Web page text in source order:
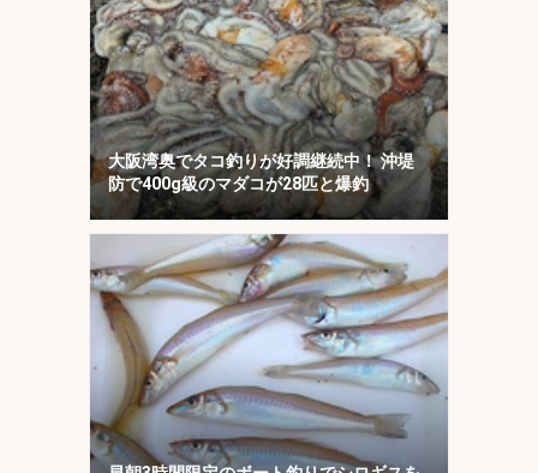
大阪湾奥でタコ釣りが好調継続中！ 沖堤
防で400g級のマダコが28匹と爆釣